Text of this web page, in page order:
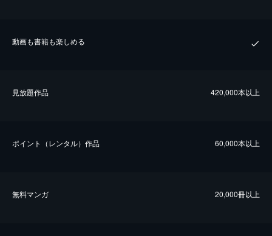
動画も書籍も楽しめる
⾒放題作品 420,000本以上
ポイント（レンタル）作品 60,000本以上
無料マンガ 20,000冊以上